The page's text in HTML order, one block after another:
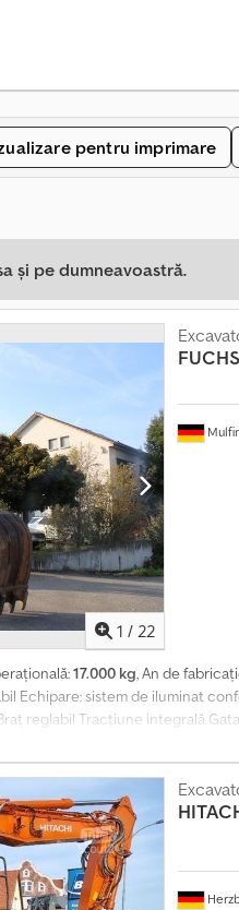
pentru imprimare
și pe dumneavoastră.
1 / 22
FUCHS
17.000 kg, An de
sistem de iluminat
reglabil Tracțiune integrală
din portofoliul nostru pe
și siglele firmelor de pe